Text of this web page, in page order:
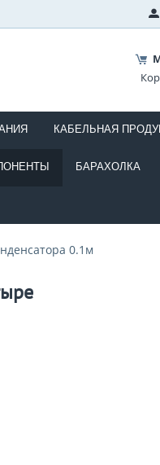
КАБЕЛЬНАЯ
БАРАХОЛКА
0.1м